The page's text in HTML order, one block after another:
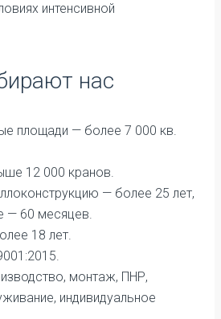
интенсивной
нас
площади — более 7 000 кв.
12 000 кранов.
— более 25 лет,
— 60 месяцев.
18 лет.
монтаж, ПНР,
индивидуальное